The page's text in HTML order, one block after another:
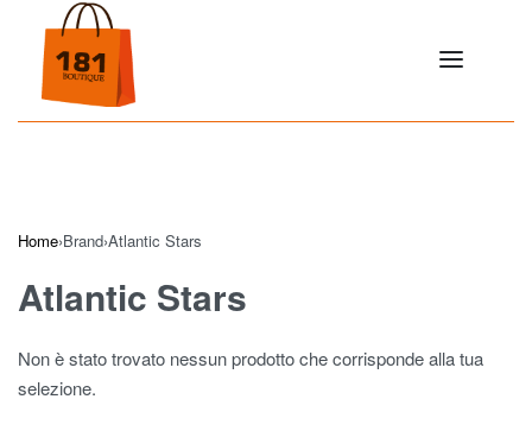
Home›Brand›Atlantic Stars
Atlantic Stars
Non è stato trovato nessun prodotto che corrisponde alla tua
selezione.